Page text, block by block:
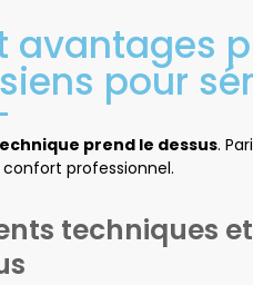
avantages
pour
prend le dessus.
professionnel.
techniques